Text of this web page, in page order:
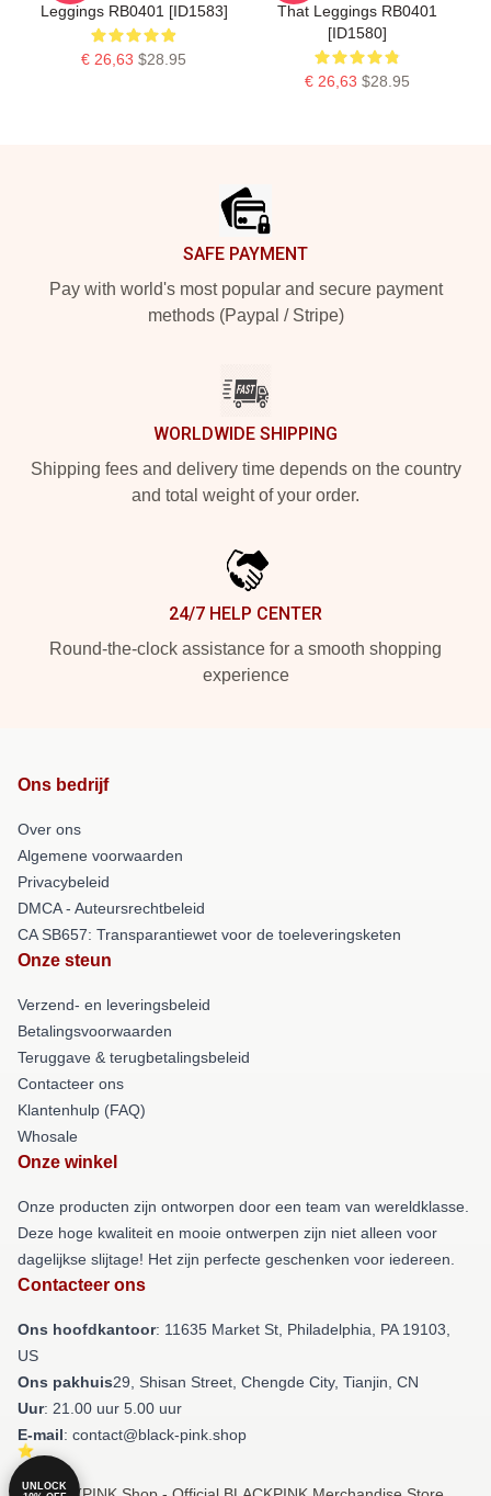
Leggings RB0401 [ID1583]
€ 26,63 $28.95
That Leggings RB0401
[ID1580]
€ 26,63 $28.95
SAFE PAYMENT
Pay with world's most popular and secure payment
methods (Paypal / Stripe)
WORLDWIDE SHIPPING
Shipping fees and delivery time depends on the country
and total weight of your order.
24/7 HELP CENTER
Round-the-clock assistance for a smooth shopping
experience
Ons bedrijf
Over ons
Algemene voorwaarden
Privacybeleid
DMCA - Auteursrechtbeleid
CA SB657: Transparantiewet voor de toeleveringsketen
Onze steun
Verzend- en leveringsbeleid
Betalingsvoorwaarden
Teruggave & terugbetalingsbeleid
Contacteer ons
Klantenhulp (FAQ)
Whosale
Onze winkel
Onze producten zijn ontworpen door een team van wereldklasse.
Deze hoge kwaliteit en mooie ontwerpen zijn niet alleen voor
dagelijkse slijtage! Het zijn perfecte geschenken voor iedereen.
Contacteer ons
Ons hoofdkantoor: 11635 Market St, Philadelphia, PA 19103,
US
Ons pakhuis29, Shisan Street, Chengde City, Tianjin, CN
Uur: 21.00 uur 5.00 uur
E-mail: contact@black-pink.shop
UNLOCK